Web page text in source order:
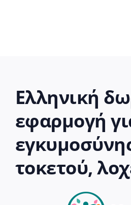
Ελληνική
εφαρμογή
τοκετού,